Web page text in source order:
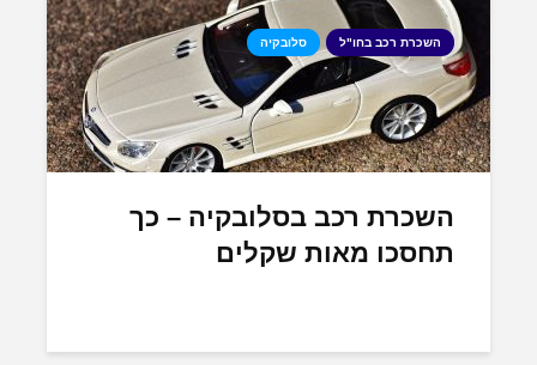
השכרת רכב בחו"ל סלובקיה
השכרת רכב בסלובקיה – כך
תחסכו מאות שקלים